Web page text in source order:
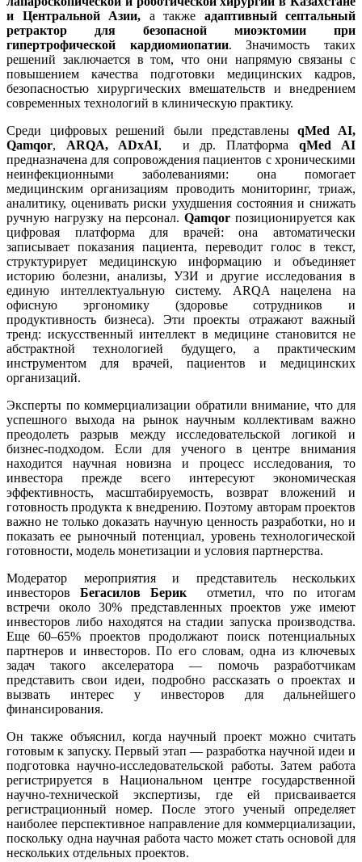
и Центральной Азии, а также адаптивный септальный
ретрактор для безопасной миоэктомии при
гипертрофической кардиомиопатии. Значимость таких
решений заключается в том, что они напрямую связаны с
повышением качества подготовки медицинских кадров,
безопасностью хирургических вмешательств и внедрением
современных технологий в клиническую практику.
Среди цифровых решений были представленыqMed AI,
Qamqor, ARQA, ADxAI, и др. ПлатформаqMed AI
предназначена для сопровождения пациентов с хроническими
неинфекционными заболеваниями: она помогает
медицинским организациям проводить мониторинг, триаж,
аналитику, оценивать риски ухудшения состояния и снижать
ручную нагрузку на персонал.Qamqor позиционируется как
цифровая платформа для врачей: она автоматически
записывает показания пациента, переводит голос в текст,
структурирует медицинскую информацию и объединяет
историю болезни, анализы, УЗИ и другие исследования в
единую интеллектуальную систему. ARQA нацелена на
офисную эргономику (здоровье сотрудников и
продуктивность бизнеса). Эти проекты отражают важный
тренд: искусственный интеллект в медицине становится не
абстрактной технологией будущего, а практическим
инструментом для врачей, пациентов и медицинских
организаций.
Эксперты по коммерциализации обратили внимание, что для
успешного выхода на рынок научным коллективам важно
преодолеть разрыв между исследовательской логикой и
бизнес-подходом. Если для ученого в центре внимания
находится научная новизна и процесс исследования, то
инвестора прежде всего интересуют экономическая
эффективность, масштабируемость, возврат вложений и
готовность продукта к внедрению. Поэтому авторам проектов
важно не только доказать научную ценность разработки, но и
показать ее рыночный потенциал, уровень технологической
готовности, модель монетизации и условия партнерства.
Модератор мероприятия и представитель нескольких
инвесторовБегасилов Берик отметил, что по итогам
встречи около 30% представленных проектов уже имеют
инвесторов либо находятся на стадии запуска производства.
Еще 60–65% проектов продолжают поиск потенциальных
партнеров и инвесторов. По его словам, одна из ключевых
задач такого акселератора — помочь разработчикам
представить свои идеи, подробно рассказать о проектах и
вызвать интерес у инвесторов для дальнейшего
финансирования.
Он также объяснил, когда научный проект можно считать
готовым к запуску. Первый этап — разработка научной идеи и
подготовка научно-исследовательской работы. Затем работа
регистрируется в Национальном центре государственной
научно-технической экспертизы, где ей присваивается
регистрационный номер. После этого ученый определяет
наиболее перспективное направление для коммерциализации,
поскольку одна научная работа часто может стать основой для
нескольких отдельных проектов.